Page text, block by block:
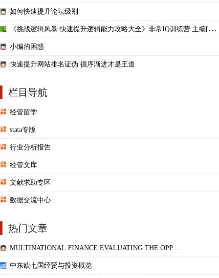
如何快速提升论坛级别
《挑战逻辑风暴 快速提升逻辑能力攻略大全》非常IQ训练营 主编[PD
小编的困惑
快速提升网站排名证伪 循序渐进才是王道
栏目导航
经管留学
stata专版
行业分析报告
经管文库
文献求助专区
数据交流中心
热门文章
MULTINATIONAL FINANCE EVALUATING THE OPP ...
中东欧七国经贸与投资概览